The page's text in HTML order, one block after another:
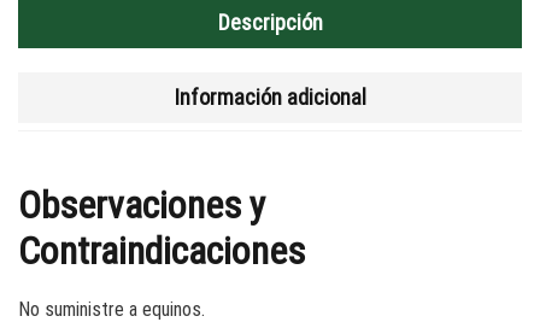
Descripción
Información adicional
Observaciones y
Contraindicaciones
No suministre a equinos.